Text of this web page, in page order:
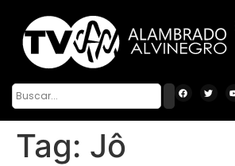
Tag: Jô